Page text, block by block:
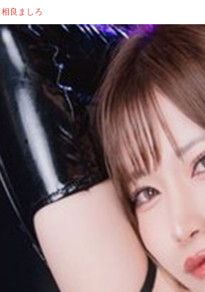
相良ましろ